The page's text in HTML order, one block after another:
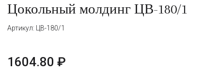
Цокольный молдинг ЦВ-180/1
Артикул: ЦВ-180/1
1604.80 ₽